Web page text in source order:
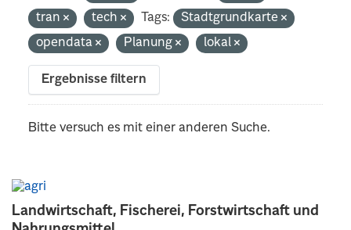
Landwirtschaft, Fischerei, Forstwirtschaft und
tran
tech Tags:
Stadtgrundkarte
opendata
Planung lokal
Ergebnisse filtern
Bitte versuch es mit einer anderen Suche.